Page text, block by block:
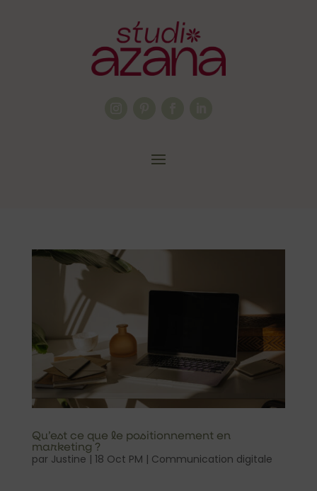
Qu’est ce que le positionnement en
marketing ?
par Justine | 18 Oct PM | Communication digitale